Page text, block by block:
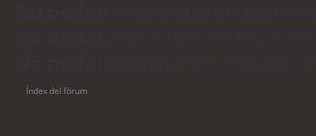
Índex del fòrum